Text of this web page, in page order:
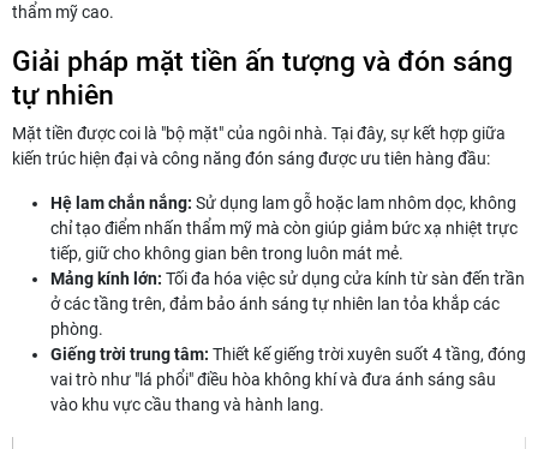
thẩm mỹ cao.
Giải pháp mặt tiền ấn tượng và đón sáng
tự nhiên
Mặt tiền được coi là "bộ mặt" của ngôi nhà. Tại đây, sự kết hợp giữa
kiến trúc hiện đại và công năng đón sáng được ưu tiên hàng đầu:
Hệ lam chắn nắng: Sử dụng lam gỗ hoặc lam nhôm dọc, không
chỉ tạo điểm nhấn thẩm mỹ mà còn giúp giảm bức xạ nhiệt trực
tiếp, giữ cho không gian bên trong luôn mát mẻ.
Mảng kính lớn: Tối đa hóa việc sử dụng cửa kính từ sàn đến trần
ở các tầng trên, đảm bảo ánh sáng tự nhiên lan tỏa khắp các
phòng.
Giếng trời trung tâm: Thiết kế giếng trời xuyên suốt 4 tầng, đóng
vai trò như "lá phổi" điều hòa không khí và đưa ánh sáng sâu
vào khu vực cầu thang và hành lang.